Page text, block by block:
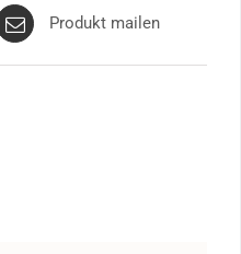
Produkt mailen